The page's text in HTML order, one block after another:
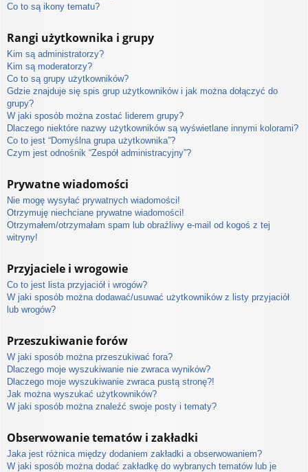
Co to są ikony tematu?
Rangi użytkownika i grupy
Kim są administratorzy?
Kim są moderatorzy?
Co to są grupy użytkowników?
Gdzie znajduje się spis grup użytkowników i jak można dołączyć do
grupy?
W jaki sposób można zostać liderem grupy?
Dlaczego niektóre nazwy użytkowników są wyświetlane innymi kolorami?
Co to jest “Domyślna grupa użytkownika”?
Czym jest odnośnik “Zespół administracyjny”?
Prywatne wiadomości
Nie mogę wysyłać prywatnych wiadomości!
Otrzymuję niechciane prywatne wiadomości!
Otrzymałem/otrzymałam spam lub obraźliwy e-mail od kogoś z tej
witryny!
Przyjaciele i wrogowie
Co to jest lista przyjaciół i wrogów?
W jaki sposób można dodawać/usuwać użytkowników z listy przyjaciół
lub wrogów?
Przeszukiwanie forów
W jaki sposób można przeszukiwać fora?
Dlaczego moje wyszukiwanie nie zwraca wyników?
Dlaczego moje wyszukiwanie zwraca pustą stronę?!
Jak można wyszukać użytkowników?
W jaki sposób można znaleźć swoje posty i tematy?
Obserwowanie tematów i zakładki
Jaka jest różnica między dodaniem zakładki a obserwowaniem?
W jaki sposób można dodać zakładkę do wybranych tematów lub je